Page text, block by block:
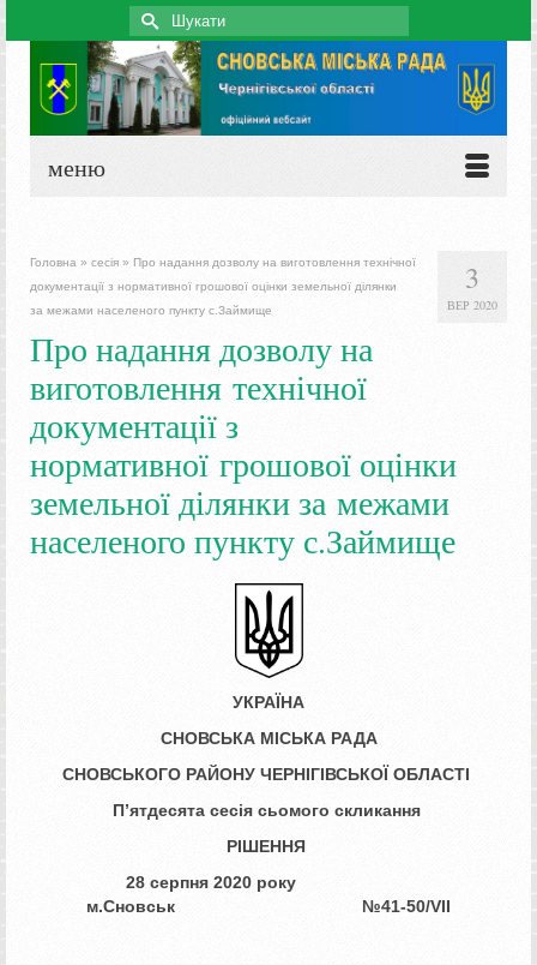
Search
for:
меню
3
ВЕР 2020
Головна » сесія » Про надання дозволу на виготовлення технічної
документації з нормативної грошової оцінки земельної ділянки
за межами населеного пункту с.Займище
Про надання дозволу на
виготовлення технічної
документації з
нормативної грошової оцінки
земельної ділянки за межами
населеного пункту с.Займище
УКРАЇНА
СНОВСЬКА МІСЬКА РАДА
СНОВСЬКОГО РАЙОНУ ЧЕРНІГІВСЬКОЇ ОБЛАСТІ
П’ятдесята сесія сьомого скликання
РІШЕННЯ
28 серпня 2020 року
м.Сновськ №41-50/VII